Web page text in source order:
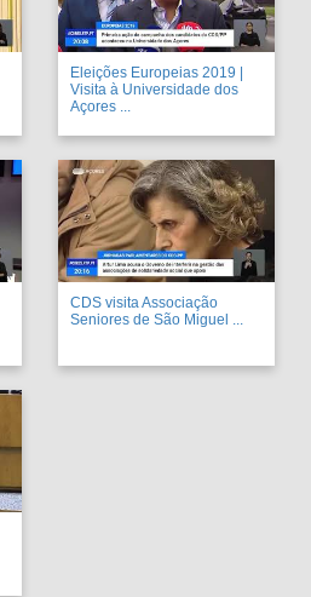
Eleições Europeias 2019 |
Visita à Universidade dos
Açores ...
CDS visita Associação
Seniores de São Miguel ...